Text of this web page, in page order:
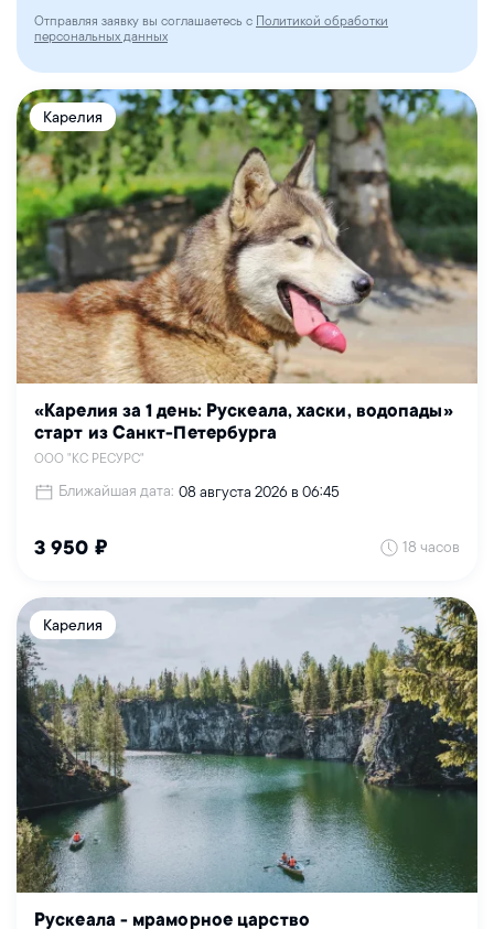
Отправляя заявку вы соглашаетесь с Политикой обработки
персональных данных
Карелия
«Карелия за 1 день: Рускеала, хаски, водопады»
старт из Санкт-Петербурга
ООО "КС РЕСУРС"
Ближайшая дата: 08 августа 2026 в 06:45
3 950 ₽ 18 часов
Карелия
Рускеала - мраморное царство